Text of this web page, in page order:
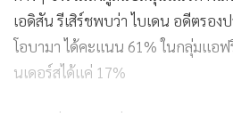
เอดิสัน รีเสิร์ชพบว่า ไบเดน อดีตรอง
โอบามา ได้คะแนน 61% ในกลุ่มแอ
นเดอร์สได้แค่ 17%